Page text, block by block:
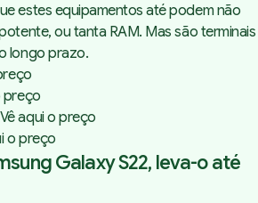
estes equipamentos até podem não
ou tanta RAM. Mas são terminais
longo prazo.
preço
aqui o preço
o preço
Galaxy S22, leva-o até